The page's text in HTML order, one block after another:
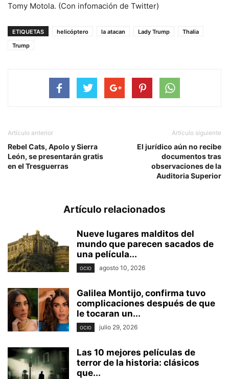
Tomy Motola. (Con infomación de Twitter)
ETIQUETAS helicóptero la atacan Lady Trump
Thalia
Trump
Artículo anterior
Rebel Cats, Apolo y Sierra
León, se presentarán gratis
en el Tresguerras
Artículo siguiente
El jurídico aún no recibe
documentos tras
observaciones de la
Auditoria Superior
Artículo relacionados
Nueve lugares malditos del
mundo que parecen sacados de
una película...
OCIO agosto 10, 2026
Galilea Montijo, confirma tuvo
complicaciones después de que
le tocaran un...
OCIO julio 29, 2026
Las 10 mejores películas de
terror de la historia: clásicos
que...